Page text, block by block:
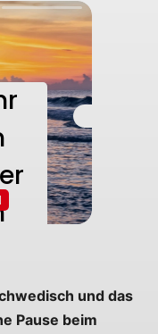
und das
Pause beim